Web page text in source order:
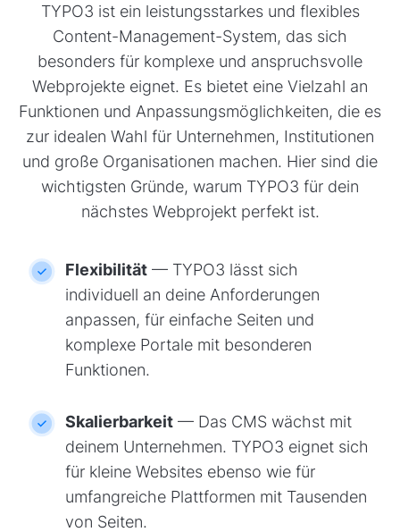
TYPO3 ist ein leistungsstarkes und flexibles
Content-Management-System, das sich
besonders für komplexe und anspruchsvolle
Webprojekte eignet. Es bietet eine Vielzahl an
Funktionen und Anpassungsmöglichkeiten, die es
zur idealen Wahl für Unternehmen, Institutionen
und große Organisationen machen. Hier sind die
wichtigsten Gründe, warum TYPO3 für dein
nächstes Webprojekt perfekt ist.
Flexibilität— TYPO3 lässt sich
individuell an deine Anforderungen
anpassen, für einfache Seiten und
komplexe Portale mit besonderen
Funktionen.
Skalierbarkeit— Das CMS wächst mit
deinem Unternehmen. TYPO3 eignet sich
für kleine Websites ebenso wie für
umfangreiche Plattformen mit Tausenden
von Seiten.